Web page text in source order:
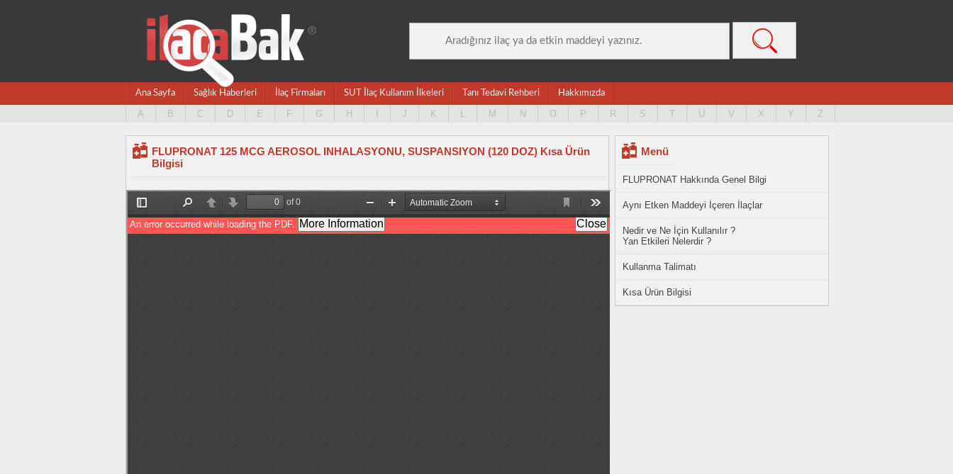
Ana Sayfa Sağlık Haberleri İlaç Firmaları SUT İlaç Kullanım İlkeleri Tanı Tedavi Rehberi Hakkımızda
A B C D E F G H J K L M N O P R S T U V X Y Z
FLUPRONAT 125 MCG AEROSOL INHALASYONU, SUSPANSIYON (120 DOZ) Kısa Ürün
Bilgisi
Menü
FLUPRONAT Hakkında Genel Bilgi
Aynı Etken Maddeyi İçeren İlaçlar
Nedir ve Ne İçin Kullanılır ?
Yan Etkileri Nelerdir ?
Kullanma Talimatı
Kısa Ürün Bilgisi